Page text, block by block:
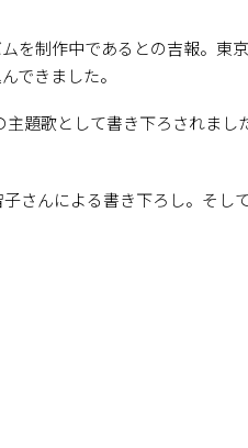
を制作中であるとの吉報。東京
できました。
題歌として書き下ろされまし
さんによる書き下ろし。そし